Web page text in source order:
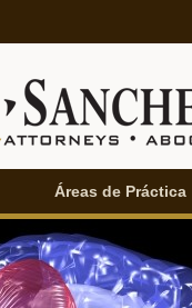
Áreas de Práctica